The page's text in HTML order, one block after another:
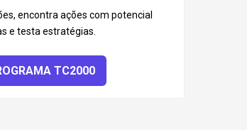
encontra ações com potencial
e testa estratégias.
TC2000